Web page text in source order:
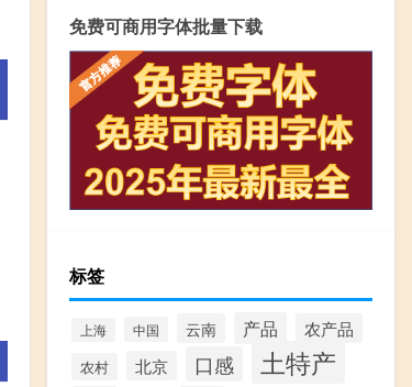
免费可商用字体批量下载
标签
上海 中国 云南 产品 农产品
农村 北京 口感 土特产